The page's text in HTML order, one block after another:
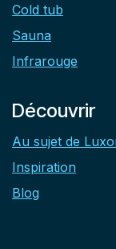
Cold tub
Sauna
Infrarouge
Découvrir
Au sujet de
Inspiration
Blog